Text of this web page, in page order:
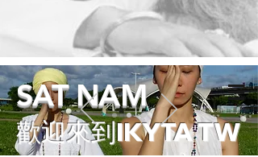
SAT NAM
歡迎來到IKYTA TW